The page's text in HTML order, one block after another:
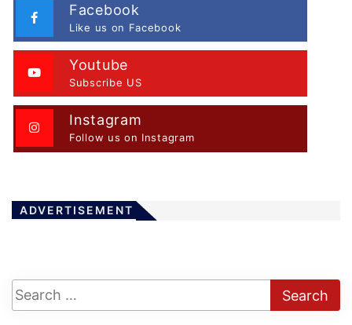
Facebook
Like us on Facebook
Youtube
Subscribe US
Instagram
Follow us on Instagram
ADVERTISEMENT